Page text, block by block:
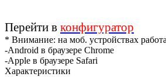
Перейти в конфигуратор
* Внимание: на моб. устройствах
-Android в браузере Chrome
-Apple в браузере Safari
Характеристики